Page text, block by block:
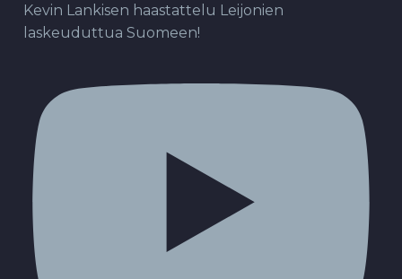
Kevin Lankisen haastattelu Leijonien
laskeuduttua Suomeen!